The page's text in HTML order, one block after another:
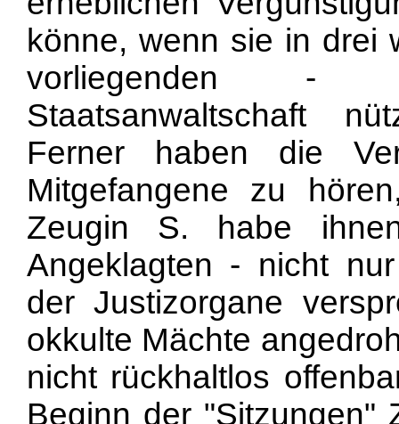
könne, wenn sie in drei
vorliegenden -
Staatsanwaltschaft
Ferner haben die
Mitgefangene zu
Zeugin S. habe
Angeklagten - nicht
der Justizorgane
okkulte Mächte
nicht rückhaltlos
Beginn der "Sitzungen"